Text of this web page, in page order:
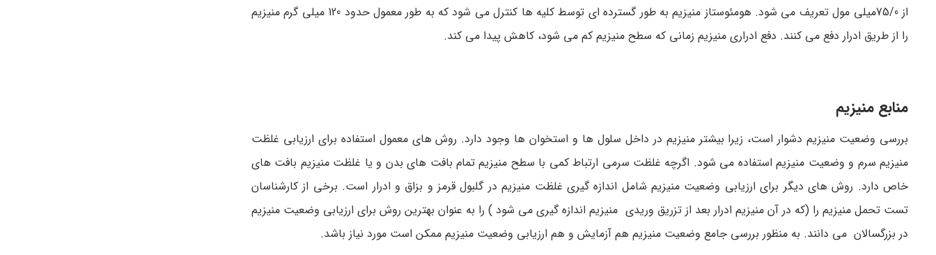
از 75/0میلی مول تعریف می شود. هومئوستاز منیزیم به طور گسترده ای توسط کلیه ها کنترل می شود که به طور معمول حدود 120 میلی گرم منیزیم
را از طریق ادرار دفع می کنند. دفع ادراری منیزیم زمانی که سطح منیزیم کم می شود، کاهش پیدا می کند.
منابع منیزیم
بررسی وضعیت منیزیم دشوار است، زیرا بیشتر منیزیم در داخل سلول ها و استخوان ها وجود دارد. روش های معمول استفاده برای ارزیابی غلظت
منیزیم سرم و وضعیت منیزیم استفاده می شود. اگرچه غلظت سرمی ارتباط کمی با سطح منیزیم تمام بافت های بدن و یا غلظت منیزیم بافت های
خاص دارد. روش های دیگر برای ارزیابی وضعیت منیزیم شامل اندازه گیری غلظت منیزیم در گلبول قرمز و بزاق و ادرار است. برخی از کارشناسان
تست تحمل منیزیم را (که در آن منیزیم ادرار بعد از تزریق وریدی منیزیم اندازه گیری می شود ) را به عنوان بهترین روش برای ارزیابی وضعیت منیزیم
در بزرگسالان می دانند. به منظور بررسی جامع وضعیت منیزیم هم آزمایش و هم ارزیابی وضعیت منیزیم ممکن است مورد نیاز باشد.